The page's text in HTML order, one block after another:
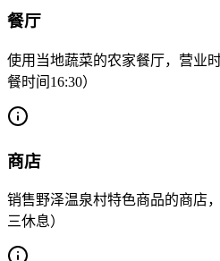
餐厅
使用当地蔬菜的农家餐厅，营业
餐时间16:30）
商店
销售野泽温泉村特色商品的商店
三休息）